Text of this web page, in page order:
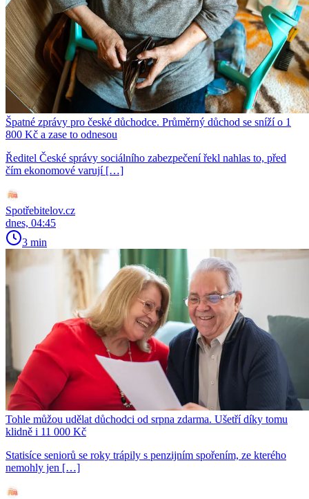
Špatné zprávy pro české důchodce. Průměrný důchod se sníží o 1
800 Kč a zase to odnesou
Ředitel České správy sociálního zabezpečení řekl nahlas to, před
čím ekonomové varují […]
Spotřebitelov.cz
dnes, 04:45
3 min
Tohle můžou udělat důchodci od srpna zdarma. Ušetří díky tomu
klidně i 11 000 Kč
Statisíce seniorů se roky trápily s penzijním spořením, ze kterého
nemohly jen […]